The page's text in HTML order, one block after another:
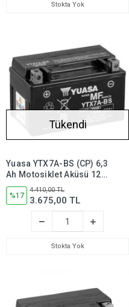
Stokta Yok
Tükendi
Yuasa YTX7A-BS (CP) 6,3
Ah Motosiklet Aküsü 12
Volt 105 Bakımsız,
ytx7abs
%17
4.410,00 TL
3.675,00 TL
Stokta Yok